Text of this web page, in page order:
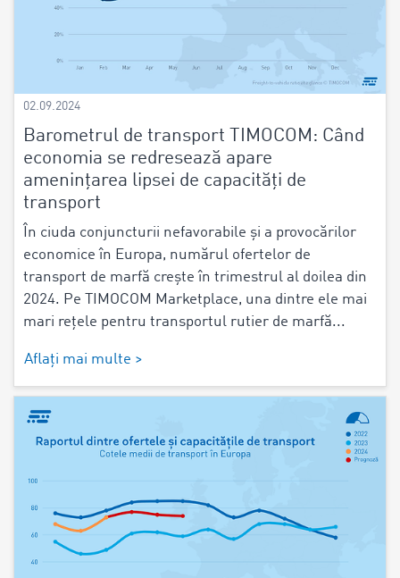
02.09.2024
Barometrul de transport TIMOCOM: Când
economia se redresează apare
amenințarea lipsei de capacități de
transport
În ciuda conjuncturii nefavorabile și a provocărilor
economice în Europa, numărul ofertelor de
transport de marfă crește în trimestrul al doilea din
2024. Pe TIMOCOM Marketplace, una dintre ele mai
mari rețele pentru transportul rutier de marfă...
Aflați mai multe >